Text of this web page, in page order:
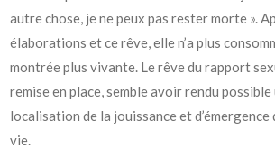
autre chose, je ne peux pas rester morte ».
élaborations et ce rêve, elle n’a plus
montrée plus vivante. Le rêve du rapport
remise en place, semble avoir rendu
localisation de la jouissance et d’émergence
vie.